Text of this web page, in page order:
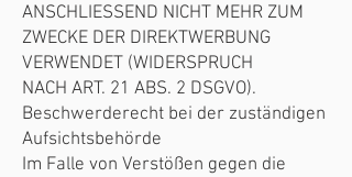
ANSCHLIESSEND NICHT MEHR ZUM
ZWECKE DER DIREKTWERBUNG
VERWENDET (WIDERSPRUCH
NACH ART. 21 ABS. 2 DSGVO).
Beschwerderecht bei der zuständigen
Aufsichtsbehörde
Im Falle von Verstößen gegen die